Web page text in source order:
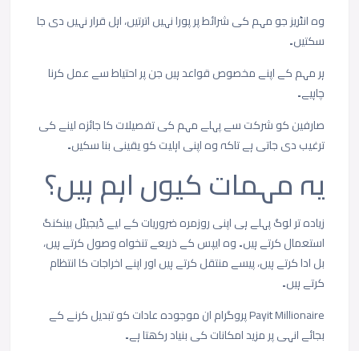
وہانٹریزجومہمکیشرائطپرپورانہیںاترتیں،اہلقرارنہیںدیجا
سکتیں۔
ہرمہمکےاپنےمخصوصقواعدہیںجنپراحتیاطسےعملکرنا
چاہیے۔
صارفینکوشرکتسےپہلےمہمکیتفصیلاتکاجائزہلینےکی
ترغیبدیجاتیہےتاکہوہاپنیاہلیتکویقینیبناسکیں۔
یہمہماتکیوںاہمہیں؟
زیادہترلوگپہلےہیاپنیروزمرہضروریاتکےلیےڈیجیٹلبینکنگ
استعمالکرتےہیں۔وہایپسکےذریعےتنخواہوصولکرتےہیں،
بلاداکرتےہیں،پیسےمنتقلکرتےہیںاوراپنےاخراجاتکاانتظام
کرتےہیں۔
Payit Millionaire پروگرام
انموجودہعاداتکوتبدیلکرنےکے
بجائےانہیپرمزیدامکاناتکیبنیادرکھتاہے۔